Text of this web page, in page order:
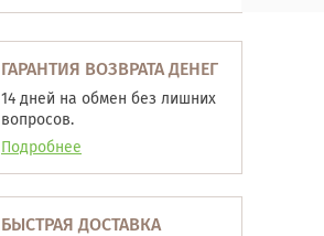
ГАРАНТИЯ ВОЗВРАТА ДЕНЕГ
14 дней на обмен без лишних
вопросов.
Подробнее
БЫСТРАЯ ДОСТАВКА